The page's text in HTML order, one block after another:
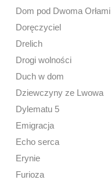
Dom pod Dwoma Orłami
Doręczyciel
Drelich
Drogi wolności
Duch w dom
Dziewczyny ze Lwowa
Dylematu 5
Emigracja
Echo serca
Erynie
Furioza